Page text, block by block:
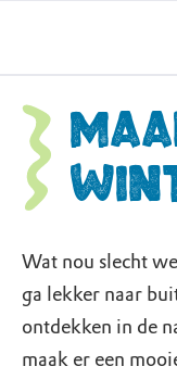
Wat nou slecht
ga lekker naar
ontdekken in de
maak er een